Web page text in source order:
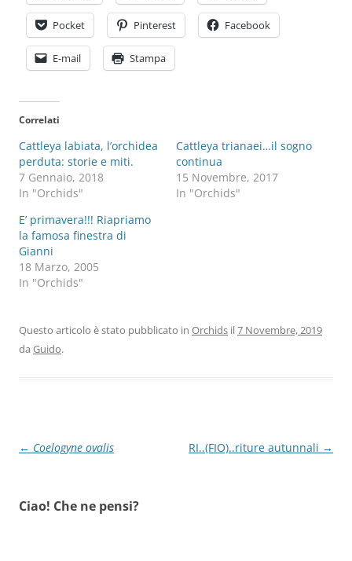
Pocket Pinterest Facebook
E-mail Stampa
Correlati
Cattleya labiata, l’orchidea
perduta: storie e miti.
7 Gennaio, 2018
In "Orchids"
Cattleya trianaei…il sogno
continua
15 Novembre, 2017
In "Orchids"
E’ primavera!!! Riapriamo
la famosa finestra di
Gianni
18 Marzo, 2005
In "Orchids"
Questo articolo è stato pubblicato in Orchids il7 Novembre, 2019
da Guido.
Navigazione
← Coelogyne ovalis RI..(FIO)..riture autunnali →
Ciao! Che ne pensi?